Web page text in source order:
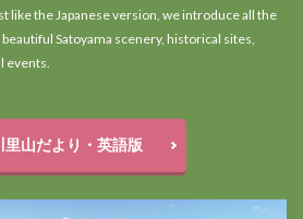
like the Japanese version, we introduce all the
Satoyama scenery, historical sites,
events.
里山だより・英語版